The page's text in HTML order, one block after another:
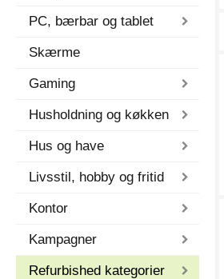
PC, bærbar og tablet
Skærme
Gaming
Husholdning og køkken
Hus og have
Livsstil, hobby og fritid
Kontor
Kampagner
Refurbished kategorier